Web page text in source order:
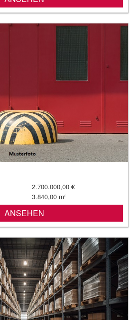
2.700.000,00 €
3.840,00 m²
ANSEHEN